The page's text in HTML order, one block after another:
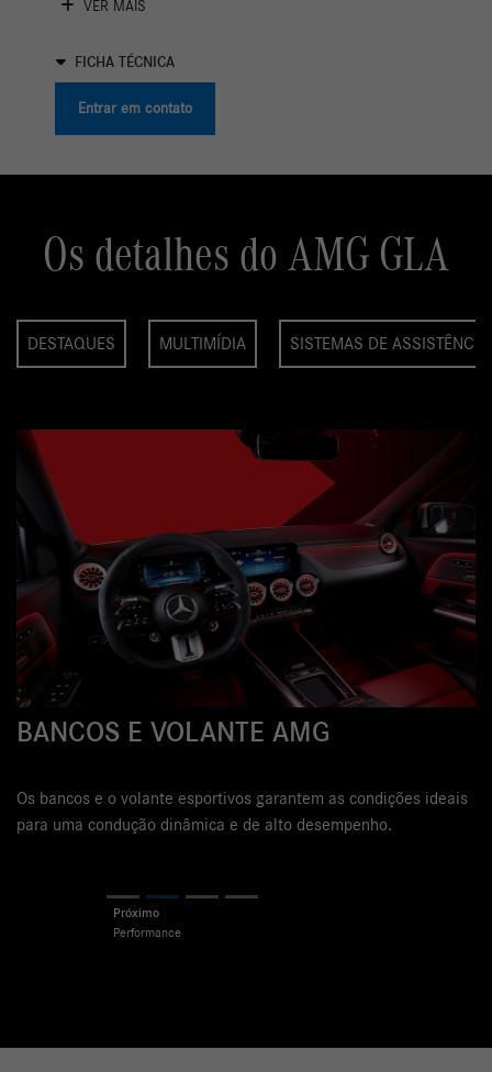
VER MAIS
FICHA TÉCNICA
Entrar em contato
Os detalhes do AMG GLA
DESTAQUES MULTIMÍDIA SISTEMAS DE ASSISTÊNCIA
BANCOS E VOLANTE AMG
Os bancos e o volante esportivos garantem as condições ideais
para uma condução dinâmica e de alto desempenho.
Próximo
Performance